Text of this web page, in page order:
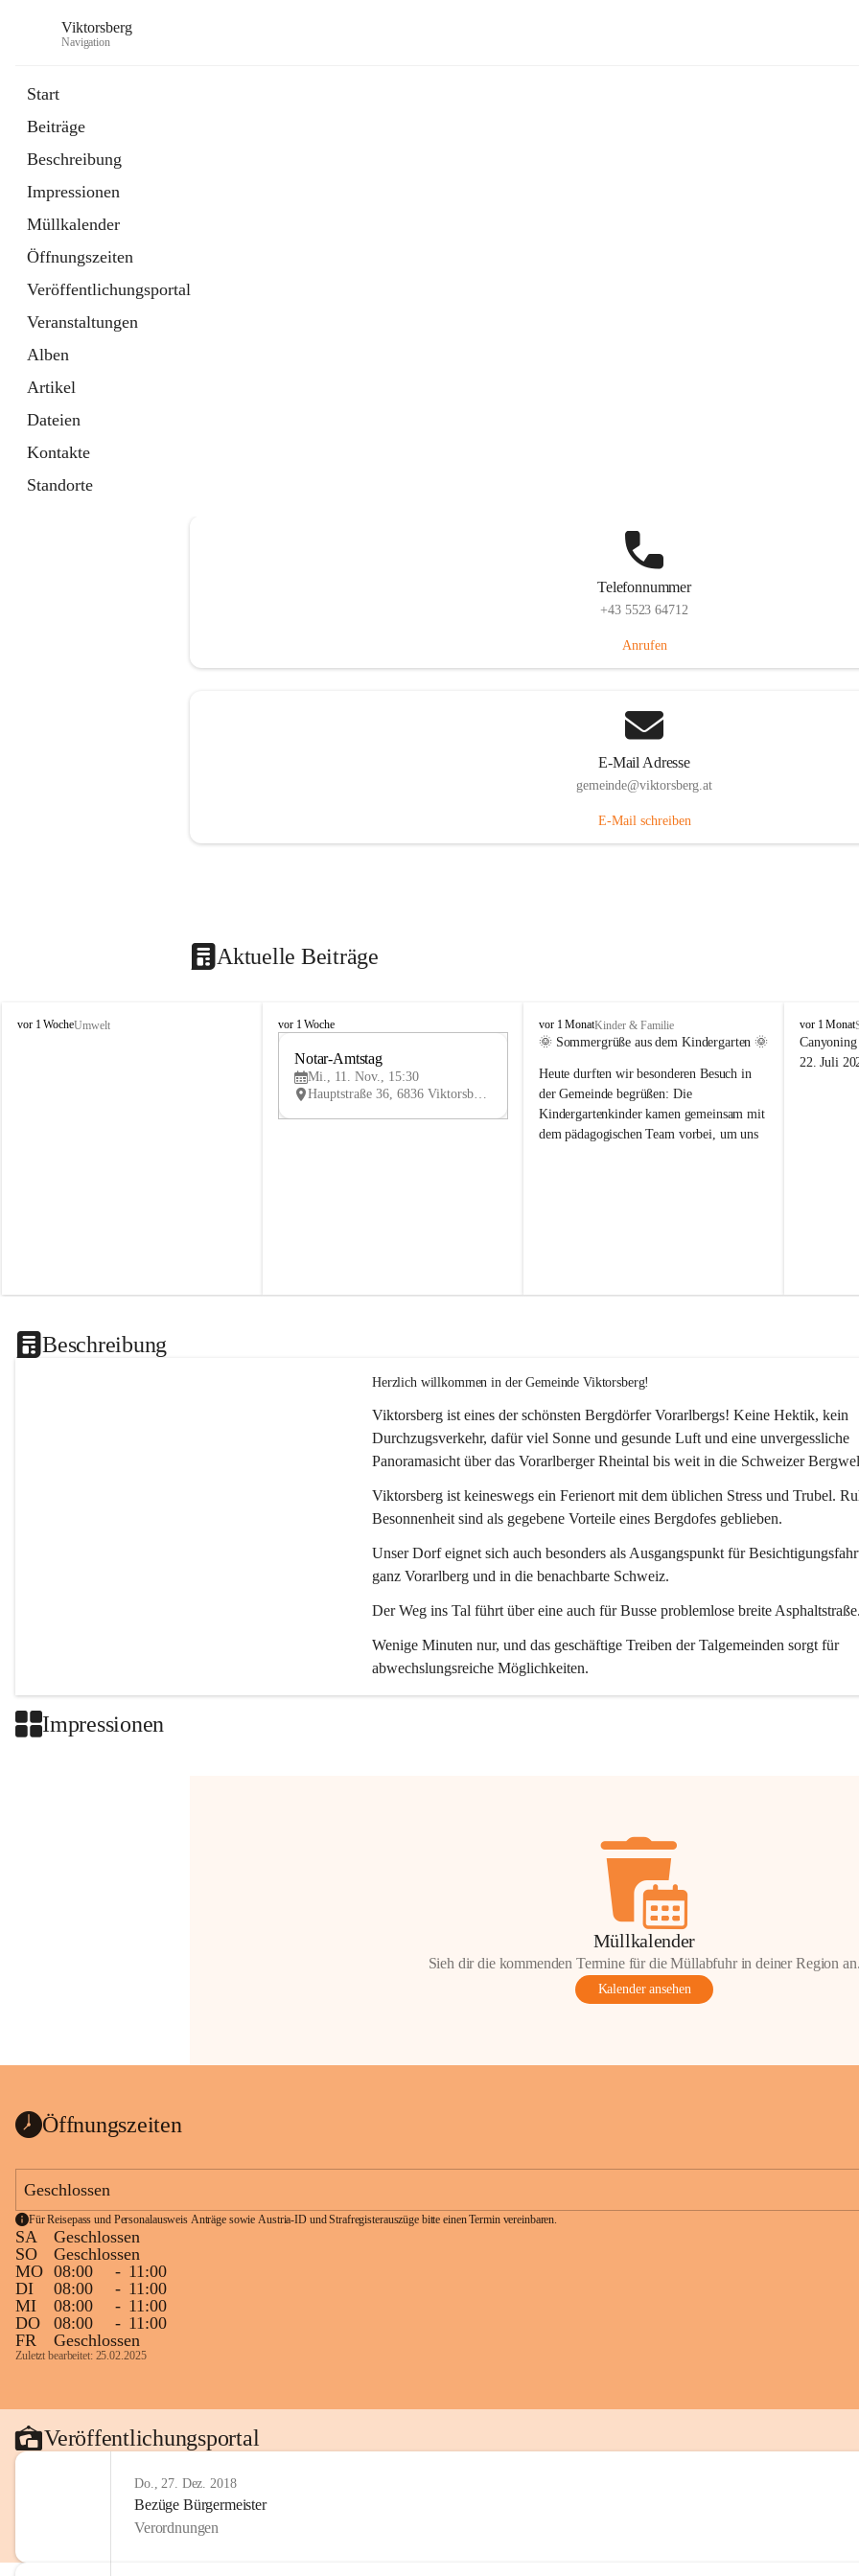
Viktorsberg
Navigation
Start
Beiträge
Beschreibung
Impressionen
Müllkalender
Öffnungszeiten
Veröffentlichungsportal
Veranstaltungen
Alben
Artikel
Dateien
Kontakte
Standorte
Telefonnummer
+43 5523 64712
Anrufen
E-Mail Adresse
gemeinde@viktorsberg.at
E-Mail schreiben
Aktuelle Beiträge
V
vor 1 WocheUmwelt
V
vor 1 Woche
V
Notar-Amtstag
Mi., 11. Nov., 15:30
Hauptstraße 36, 6836 Viktorsberg, AUT
V
i
t
o
r
s
vor 1 MonatKinder & Familie
🌞 Sommergrüße aus dem Kindergarten 🌞
Heute durften wir besonderen Besuch in
der Gemeinde begrüßen: Die
Kindergartenkinder kamen gemeinsam mit
dem pädagogischen Team vorbei, um uns
V
i
k
vor 1 Monat
22. Juli
Beschreibung
Herzlich willkommen in der Gemeinde Viktorsberg!
Viktorsberg ist eines der schönsten Bergdörfer Vorarlbergs! Keine Hektik, kein
Durchzugsverkehr, dafür viel Sonne und gesunde Luft und eine unvergessliche
Panoramasicht über das Vorarlberger Rheintal bis weit in die Schweizer
Viktorsberg ist keineswegs ein Ferienort mit dem üblichen Stress und Trubel.
Besonnenheit sind als gegebene Vorteile eines Bergdofes geblieben.
Unser Dorf eignet sich auch besonders als Ausgangspunkt für
ganz Vorarlberg und in die benachbarte Schweiz.
Der Weg ins Tal führt über eine auch für Busse problemlose breite
Wenige Minuten nur, und das geschäftige Treiben der Talgemeinden sorgt für
abwechslungsreiche Möglichkeiten.
Impressionen
Müllkalender
Sieh dir die kommenden Termine für die Müllabfuhr in deiner Region
Kalender ansehen
Öffnungszeiten
Geschlossen
Für Reisepass und Personalausweis Anträge sowie Austria-ID und Strafregisterauszüge bitte einen Termin vereinbaren.
SA
Geschlossen
SO
Geschlossen
MO 08:00 - 11:00
DI
08:00 - 11:00
MI
08:00 - 11:00
DO
08:00 - 11:00
FR
Geschlossen
Zuletzt bearbeitet: 25.02.2025
Veröffentlichungsportal
Do., 27. Dez. 2018
Bezüge Bürgermeister
Verordnungen